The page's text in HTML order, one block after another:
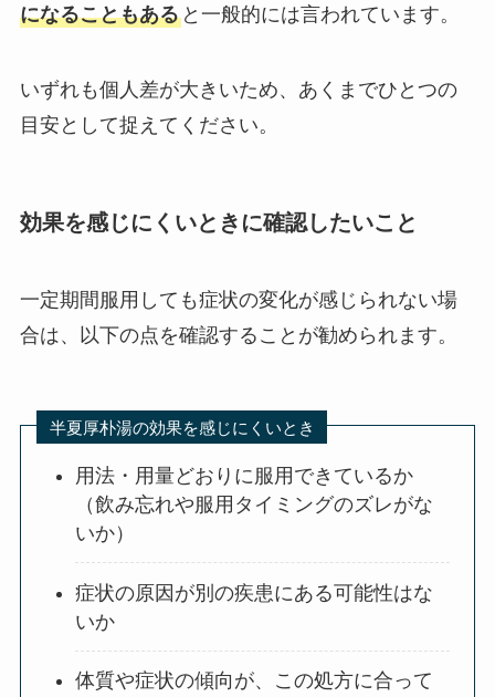
になることもあると一般的には言われています。
いずれも個人差が大きいため、あくまでひとつの
目安として捉えてください。
効果を感じにくいときに確認したいこと
一定期間服用しても症状の変化が感じられない場
合は、以下の点を確認することが勧められます。
半夏厚朴湯の効果を感じにくいとき
用法・用量どおりに服用できているか
（飲み忘れや服用タイミングのズレがな
いか）
症状の原因が別の疾患にある可能性はな
いか
体質や症状の傾向が、この処方に合って